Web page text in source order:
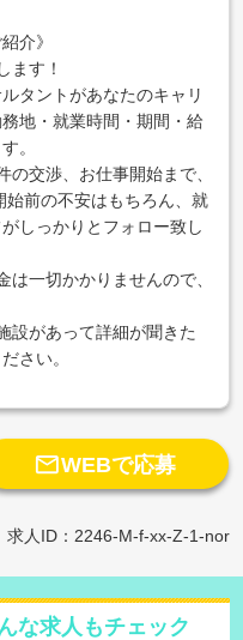
介》
ます！
タントがあなたのキャリ
地・就業時間・期間・給
。
交渉、お仕事開始まで、
前の不安はもちろん、就
しっかりとフォロー致し
一切かかりませんので、
設があって詳細が聞きた
さい。
WEBで応募
求人ID：2246-M-f-xx-Z-1-nor
な求人もチェック